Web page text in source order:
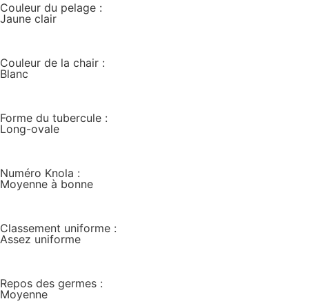
Couleur du pelage :
Jaune clair
Couleur de la chair :
Blanc
Forme du tubercule :
Long-ovale
Numéro Knola :
Moyenne à bonne
Classement uniforme :
Assez uniforme
Repos des germes :
Moyenne